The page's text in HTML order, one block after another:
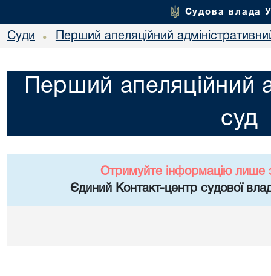
Судова влада
Суди • Перший апеляційний
Перший апеляційний
суд
Отримуйте інформацію лише
Єдиний Контакт-центр судової